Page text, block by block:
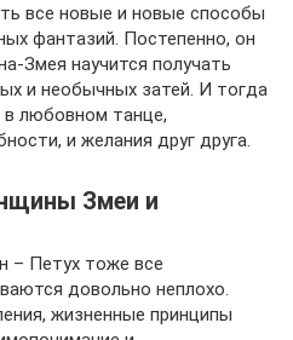
все новые и новые способы
фантазий. Постепенно, он
Змея научится получать
и необычных затей. И тогда
любовном танце,
и желания друг друга.
Змеи и
– Петух тоже все
довольно неплохо.
жизненные принципы